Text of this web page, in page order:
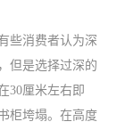
些消费者认为深
但是选择过深的
30厘米左右即
柜垮塌。在高度